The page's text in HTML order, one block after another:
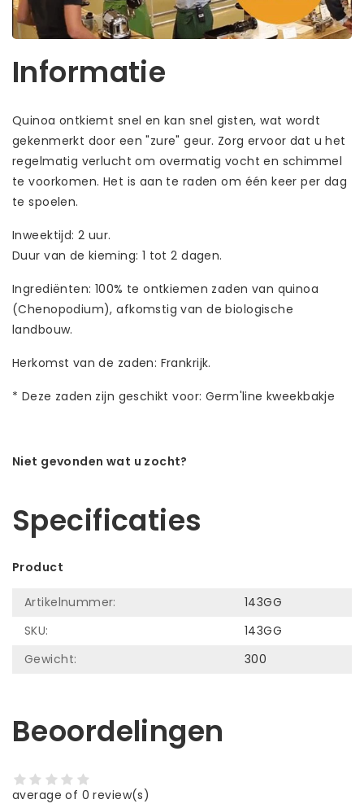
Informatie
Quinoa ontkiemt snel en kan snel gisten, wat wordt
gekenmerkt door een "zure" geur. Zorg ervoor dat u het
regelmatig verlucht om overmatig vocht en schimmel
te voorkomen. Het is aan te raden om één keer per dag
te spoelen.
Inweektijd: 2 uur.
Duur van de kieming: 1 tot 2 dagen.
Ingrediënten: 100% te ontkiemen zaden van quinoa
(Chenopodium), afkomstig van de biologische
landbouw.
Herkomst van de zaden: Frankrijk.
* Deze zaden zijn geschikt voor: Germ'line kweekbakje
Niet gevonden wat u zocht?
Specificaties
Product
Artikelnummer:
143GG
SKU:
143GG
Gewicht:
300
Beoordelingen
average of 0 review(s)